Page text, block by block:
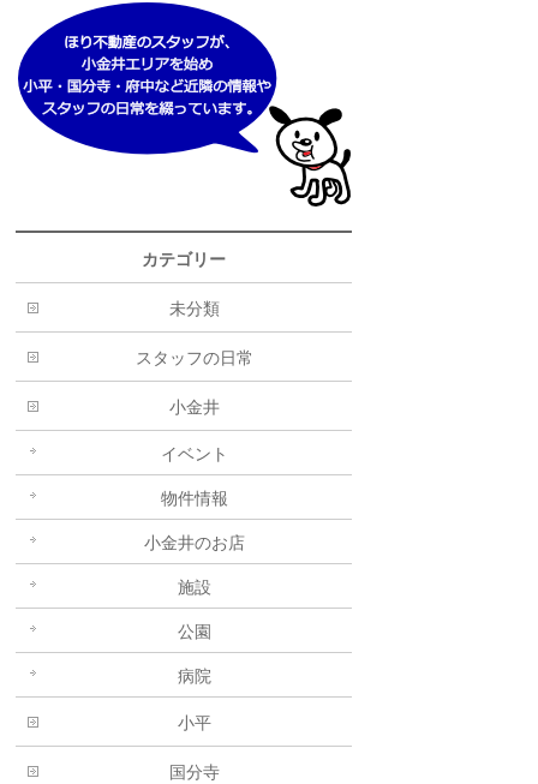
カテゴリー
未分類
スタッフの日常
小金井
イベント
物件情報
小金井のお店
施設
公園
病院
小平
国分寺